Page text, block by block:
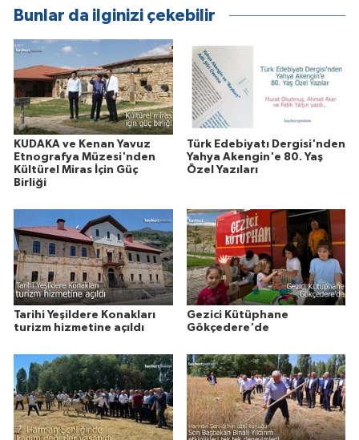
Bunlar da ilginizi çekebilir
KUDAKA ve Kenan Yavuz
Etnografya Müzesi'nden
Kültürel Miras İçin Güç
Birliği
Türk Edebiyatı Dergisi'nden
Yahya Akengin'e 80. Yaş
Özel Yazıları
Tarihi Yeşildere Konakları
turizm hizmetine açıldı
Gezici Kütüphane
Gökçedere'de